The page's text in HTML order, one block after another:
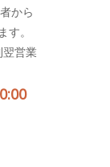
から
。
営業